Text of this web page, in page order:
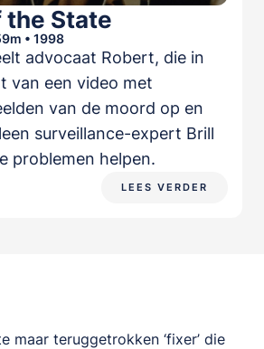
the State
• 1998
advocaat Robert, die in
van een video met
van de moord op en
surveillance-expert Brill
problemen helpen.
LEES VERDER
maar teruggetrokken ‘fixer’ die